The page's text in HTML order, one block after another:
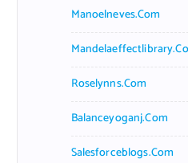
Manoelneves.com
Roselynns.com
Balanceyoganj.com
Salesforceblogs.com